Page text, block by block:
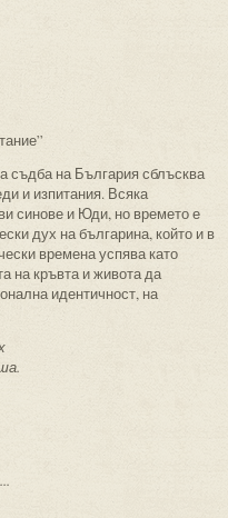
съдба на България сблъсква
и изпитания. Всяка
синове и Юди, но времето е
дух на българина, който и в
времена успява като
на кръвта и живота да
идентичност, на